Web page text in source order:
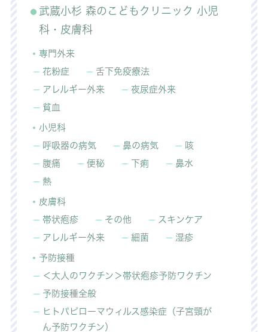
武蔵小杉 森のこどもクリニック 小児
科・皮膚科
専門外来
花粉症
舌下免疫療法
アレルギー外来
夜尿症外来
貧血
小児科
呼吸器の病気
鼻の病気
咳
腹痛
便秘 下痢
鼻水
熱
皮膚科
帯状疱疹
その他
スキンケア
アレルギー外来
細菌 湿疹
予防接種
＜大人のワクチン＞帯状疱疹予防ワクチン
予防接種全般
ヒトパピローマウィルス感染症（子宮頸が
ん予防ワクチン）